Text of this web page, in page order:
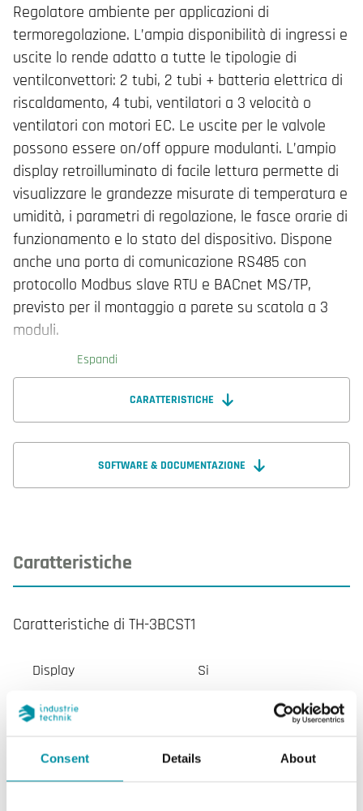
Consent Details About
Regolatore ambiente per applicazioni di
termoregolazione. L’ampia disponibilità di ingressi e
uscite lo rende adatto a tutte le tipologie di
ventilconvettori: 2 tubi, 2 tubi + batteria elettrica di
riscaldamento, 4 tubi, ventilatori a 3 velocità o
ventilatori con motori EC. Le uscite per le valvole
possono essere on/off oppure modulanti. L’ampio
display retroilluminato di facile lettura permette di
visualizzare le grandezze misurate di temperatura e
umidità, i parametri di regolazione, le fasce orarie di
funzionamento e lo stato del dispositivo. Dispone
anche una porta di comunicazione RS485 con
protocollo Modbus slave RTU e BACnet MS/TP,
previsto per il montaggio a parete su scatola a 3
moduli.
Espandi
CARATTERISTICHE
SOFTWARE & DOCUMENTAZIONE
Caratteristiche
Caratteristiche di TH-3BCST1
Display Si
Tipo di display